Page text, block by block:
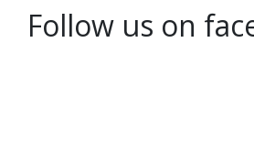
Follow us on